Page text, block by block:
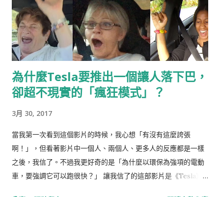
為什麼Tesla要推出一個讓人落下巴，
卻超不現實的「瘋狂模式」？
3月 30, 2017
當我第一次看到這個影片的時候，我心想「有沒有這麼誇張
啊！」，但看著影片中一個人、兩個人、更多人的反應都是一樣
之後，我信了。不過我更好奇的是「為什麼以環保為強項的電動
車，要強調它可以跑很快？」 讓我信了的這部影片是《Tesla》